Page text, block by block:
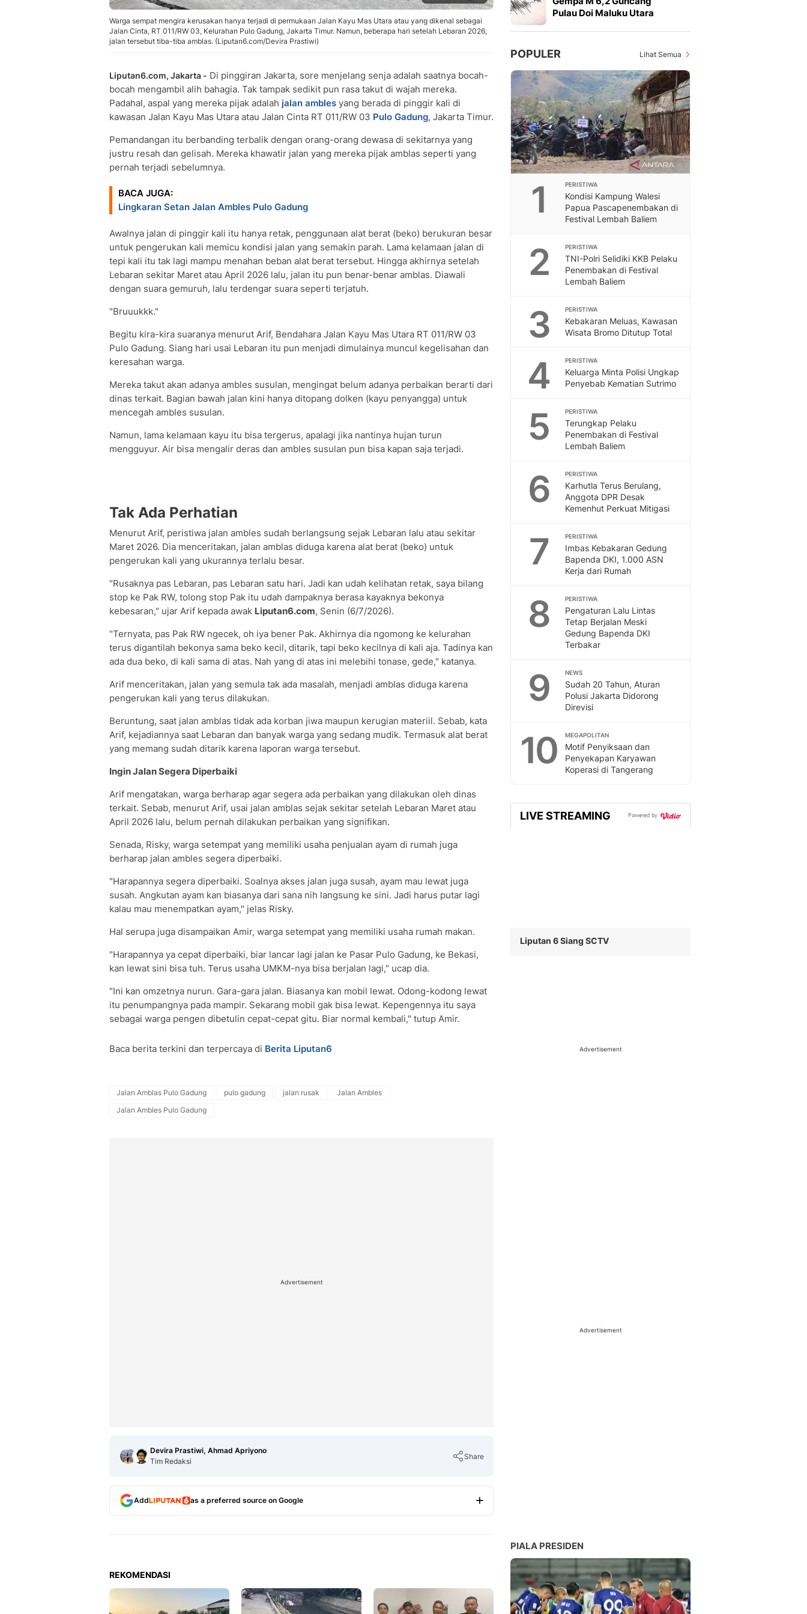
Warga sempat mengira kerusakan hanya terjadi di permukaan Jalan Kayu Mas Utara atau yang dikenal sebagai
Jalan Cinta, RT 011/RW 03, Kelurahan Pulo Gadung, Jakarta Timur. Namun, beberapa hari setelah Lebaran 2026,
jalan tersebut tiba-tiba amblas. (Liputan6.com/Devira Prastiwi)
Liputan6.com, Jakarta - Di pinggiran Jakarta, sore menjelang senja adalah saatnya bocah-
bocah mengambil alih bahagia. Tak tampak sedikit pun rasa takut di wajah mereka.
Padahal, aspal yang mereka pijak adalah jalan ambles yang berada di pinggir kali di
kawasan Jalan Kayu Mas Utara atau Jalan Cinta RT 011/RW 03 Pulo Gadung, Jakarta Timur.
Pemandangan itu berbanding terbalik dengan orang-orang dewasa di sekitarnya yang
justru resah dan gelisah. Mereka khawatir jalan yang mereka pijak amblas seperti yang
pernah terjadi sebelumnya.
BACA JUGA:
Lingkaran Setan Jalan Ambles Pulo Gadung
Awalnya jalan di pinggir kali itu hanya retak, penggunaan alat berat (beko) berukuran besar
untuk pengerukan kali memicu kondisi jalan yang semakin parah. Lama kelamaan jalan di
tepi kali itu tak lagi mampu menahan beban alat berat tersebut. Hingga akhirnya setelah
Lebaran sekitar Maret atau April 2026 lalu, jalan itu pun benar-benar amblas. Diawali
dengan suara gemuruh, lalu terdengar suara seperti terjatuh.
"Bruuukkk."
Begitu kira-kira suaranya menurut Arif, Bendahara Jalan Kayu Mas Utara RT 011/RW 03
Pulo Gadung. Siang hari usai Lebaran itu pun menjadi dimulainya muncul kegelisahan dan
keresahan warga.
Mereka takut akan adanya ambles susulan, mengingat belum adanya perbaikan berarti dari
dinas terkait. Bagian bawah jalan kini hanya ditopang dolken (kayu penyangga) untuk
mencegah ambles susulan.
Namun, lama kelamaan kayu itu bisa tergerus, apalagi jika nantinya hujan turun
mengguyur. Air bisa mengalir deras dan ambles susulan pun bisa kapan saja terjadi.
Tak Ada Perhatian
Menurut Arif, peristiwa jalan ambles sudah berlangsung sejak Lebaran lalu atau sekitar
Maret 2026. Dia menceritakan, jalan amblas diduga karena alat berat (beko) untuk
pengerukan kali yang ukurannya terlalu besar.
"Rusaknya pas Lebaran, pas Lebaran satu hari. Jadi kan udah kelihatan retak, saya bilang
stop ke Pak RW, tolong stop Pak itu udah dampaknya berasa kayaknya bekonya
kebesaran," ujar Arif kepada awak Liputan6.com, Senin (6/7/2026).
"Ternyata, pas Pak RW ngecek, oh iya bener Pak. Akhirnya dia ngomong ke kelurahan
terus digantilah bekonya sama beko kecil, ditarik, tapi beko kecilnya di kali aja. Tadinya kan
ada dua beko, di kali sama di atas. Nah yang di atas ini melebihi tonase, gede," katanya.
Arif menceritakan, jalan yang semula tak ada masalah, menjadi amblas diduga karena
pengerukan kali yang terus dilakukan.
Beruntung, saat jalan amblas tidak ada korban jiwa maupun kerugian materiil. Sebab, kata
Arif, kejadiannya saat Lebaran dan banyak warga yang sedang mudik. Termasuk alat berat
yang memang sudah ditarik karena laporan warga tersebut.
Ingin Jalan Segera Diperbaiki
Arif mengatakan, warga berharap agar segera ada perbaikan yang dilakukan oleh dinas
terkait. Sebab, menurut Arif, usai jalan amblas sejak sekitar setelah Lebaran Maret atau
April 2026 lalu, belum pernah dilakukan perbaikan yang signifikan.
Senada, Risky, warga setempat yang memiliki usaha penjualan ayam di rumah juga
berharap jalan ambles segera diperbaiki.
"Harapannya segera diperbaiki. Soalnya akses jalan juga susah, ayam mau lewat juga
susah. Angkutan ayam kan biasanya dari sana nih langsung ke sini. Jadi harus putar lagi
kalau mau menempatkan ayam," jelas Risky.
Hal serupa juga disampaikan Amir, warga setempat yang memiliki usaha rumah makan.
"Harapannya ya cepat diperbaiki, biar lancar lagi jalan ke Pasar Pulo Gadung, ke Bekasi,
kan lewat sini bisa tuh. Terus usaha UMKM-nya bisa berjalan lagi," ucap dia.
"Ini kan omzetnya nurun. Gara-gara jalan. Biasanya kan mobil lewat. Odong-kodong lewat
itu penumpangnya pada mampir. Sekarang mobil gak bisa lewat. Kepengennya itu saya
sebagai warga pengen dibetulin cepat-cepat gitu. Biar normal kembali," tutup Amir.
Baca berita terkini dan terpercaya di Berita Liputan6
Jalan Amblas Pulo Gadung pulo gadung jalan rusak
Jalan Ambles
Jalan Ambles Pulo Gadung
Advertisement
Devira Prastiwi, Ahmad Apriyono
Tim Redaksi
Share
Add as a preferred source on Google
REKOMENDASI
Pulau Doi Maluku Utara
POPULER Lihat Semua
1 PERISTIWA
Kondisi Kampung Walesi
Papua Pascapenembakan di
Festival Lembah Baliem
2 PERISTIWA
TNI-Polri Selidiki KKB Pelaku
Penembakan di Festival
Lembah Baliem
3 PERISTIWA
Kebakaran Meluas, Kawasan
Wisata Bromo Ditutup Total
4 PERISTIWA
Keluarga Minta Polisi Ungkap
Penyebab Kematian Sutrimo
5 PERISTIWA
Terungkap Pelaku
Penembakan di Festival
Lembah Baliem
6 PERISTIWA
Karhutla Terus Berulang,
Anggota DPR Desak
Kemenhut Perkuat Mitigasi
7 PERISTIWA
Imbas Kebakaran Gedung
Bapenda DKI, 1.000 ASN
Kerja dari Rumah
8 PERISTIWA
Pengaturan Lalu Lintas
Tetap Berjalan Meski
Gedung Bapenda DKI
Terbakar
9 NEWS
Sudah 20 Tahun, Aturan
Polusi Jakarta Didorong
Direvisi
10 MEGAPOLITAN
Motif Penyiksaan dan
Penyekapan Karyawan
Koperasi di Tangerang
LIVE STREAMING Powered by
Liputan 6 Siang SCTV
Advertisement
Advertisement
PIALA PRESIDEN